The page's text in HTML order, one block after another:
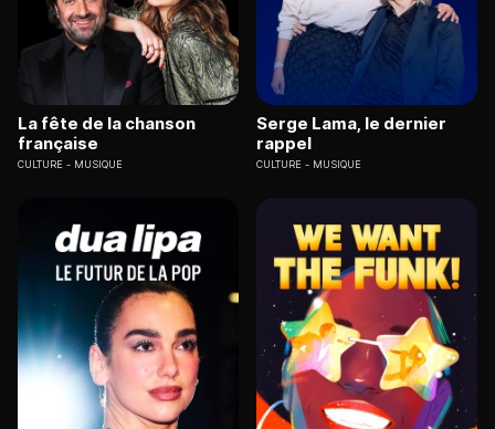
La fête de la chanson
française
CULTURE MUSIQUE
Serge Lama, le dernier
rappel
CULTURE MUSIQUE